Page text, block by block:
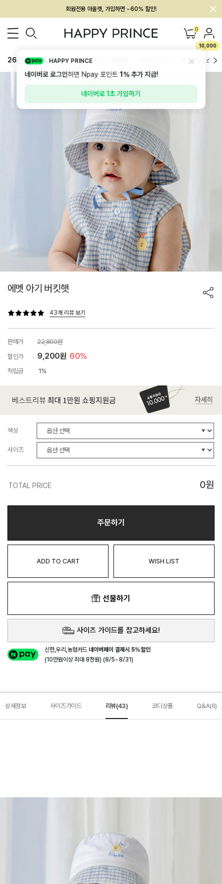
회원전용 아울렛, 가입하면 ~60% 할인!
멤버십 최대 28,000원 혜택 0
10,000
26SS 신상 BEST BABY[6~12M] 하의/레깅스
에멧 아기 버킷햇
43개 리뷰 보기
판매가
22,800원
할인가
9,200원 60%
적립금 1%
색상
사이즈
TOTAL PRICE 0원
주문하기
ADD TO CART WISH LIST
선물하기
사이즈 가이드를 참고하세요!
신한,우리,농협카드네이버페이 결제시 5%할인
(10만원이상 최대 8천원) (8/5~8/31)
상세정보 사이즈가이드 리뷰(43) 코디상품 Q&A(6)
HAPPY PRINCE
네이버로 로그인하면 Npay 포인트1%추가 지급!
네이버로 1초 가입하기